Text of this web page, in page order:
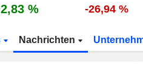
% -26,94 %
Nachrichten